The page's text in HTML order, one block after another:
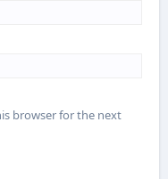
browser for the next